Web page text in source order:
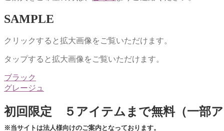
ー
ン
個
SAMPLE
クリックすると拡大画像をご覧いただけます。
タップすると拡大画像をご覧いただけます。
ブラック
グレージュ
初回限定 ５アイテムまで無料（一部ア
※当サイトは法人様向けのご案内となっております。